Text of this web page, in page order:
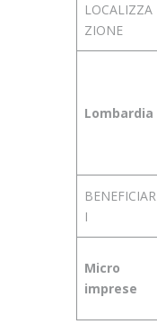
LOCALIZZA
ZIONE
Lombardia
BENEFICIAR
I
Micro
imprese